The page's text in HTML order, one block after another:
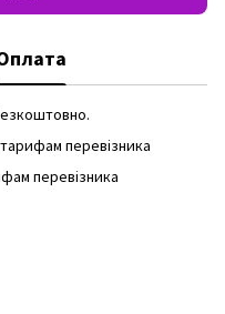
перевізника
перевізника